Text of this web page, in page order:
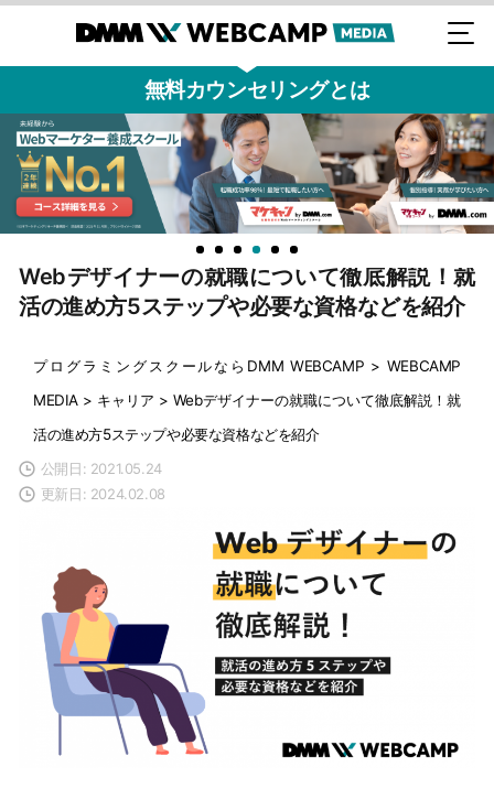
無料カウンセリングとは
Webデザイナーの就職について徹底解説！就
活の進め方5ステップや必要な資格などを紹介
プログラミングスクールならDMM WEBCAMP > WEBCAMP
MEDIA > キャリア > Webデザイナーの就職について徹底解説！就
活の進め方5ステップや必要な資格などを紹介
公開日: 2021.05.24
更新日: 2024.02.08